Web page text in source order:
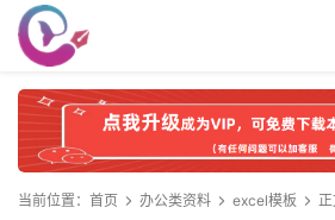
当前位置： 首页 办公类资料 excel模板